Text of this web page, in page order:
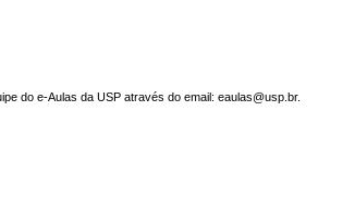
do e-Aulas da USP através do email: eaulas@usp.br.